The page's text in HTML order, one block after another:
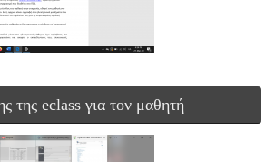
της eclass για τον μαθητή